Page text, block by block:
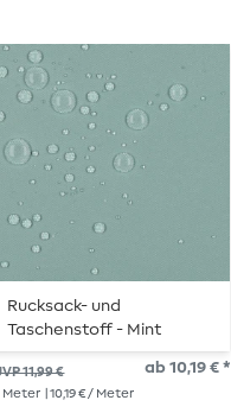
Rucksack- und
Taschenstoff - Mint
11,99 € ab 10,19 € *
Meter | 10,19 € / Meter